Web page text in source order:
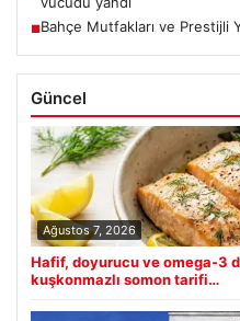
■Bahçe Mutfakları ve Prestijli
Güncel
Ağustos 7, 2026
Hafif, doyurucu ve omega-3
kuşkonmazlı somon tarifi…